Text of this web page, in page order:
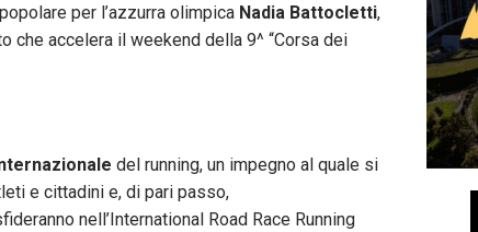
per l’azzurra olimpica Nadia Battocletti,
che accelera il weekend della 9^ “Corsa dei
del running, un impegno al quale si
e cittadini e, di pari passo,
nell’International Road Race Running